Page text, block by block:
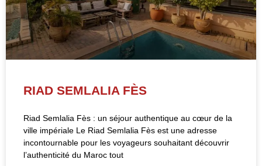
RIAD SEMLALIA FÈS
Riad Semlalia Fès : un séjour authentique au cœur de la
ville impériale Le Riad Semlalia Fès est une adresse
incontournable pour les voyageurs souhaitant découvrir
l’authenticité du Maroc tout